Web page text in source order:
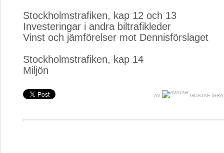
Stockholmstrafiken, kap 12 och 13
Investeringar i andra biltrafikleder
Vinst och jämförelser mot Dennisförslaget
Stockholmstrafiken, kap 14
Miljön
AV GUSTAF